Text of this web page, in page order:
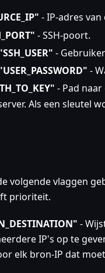
- IP-adres
- SSH-poort.
-
-
- Pad
Als een sleutel
volgende vlaggen
prioriteit.
-
IP's op te
elk bron-IP dat